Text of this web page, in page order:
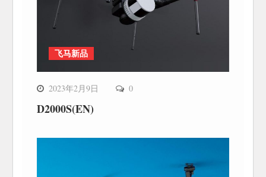
飞马新品
2023年2月9日 0
D2000S(EN)